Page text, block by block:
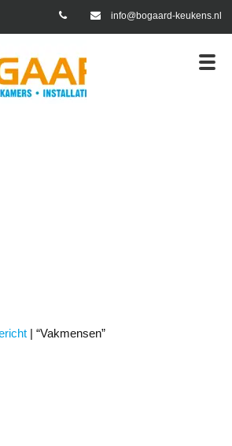
info@bogaard-keukens.nl
|“Vakmensen”